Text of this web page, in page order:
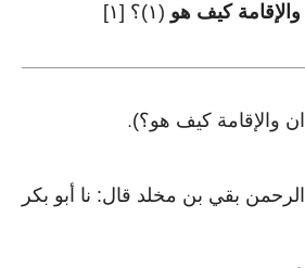
(١)؟ [١]
.
الرحمن بقي بن مخلد قال: نا أبو بكر